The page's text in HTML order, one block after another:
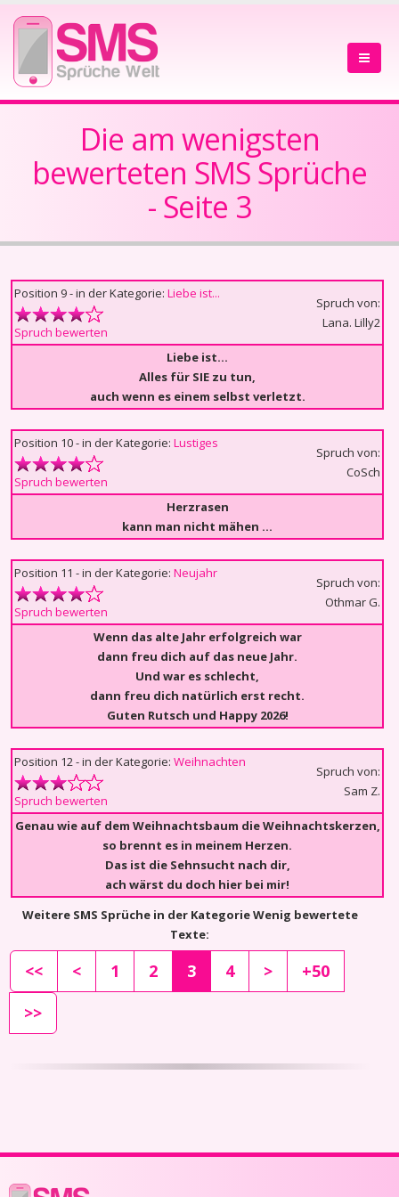
Die am wenigsten
bewerteten SMS Sprüche
- Seite 3
Position 9 - in der Kategorie: Liebe ist...
Spruch bewerten
Spruch von:
Lana. Lilly2
Liebe ist…
Alles für SIE zu tun,
auch wenn es einem selbst verletzt.
Position 10 - in der Kategorie: Lustiges
Spruch bewerten
Spruch von:
CoSch
Herzrasen
kann man nicht mähen …
Position 11 - in der Kategorie: Neujahr
Spruch bewerten
Spruch von:
Othmar G.
Wenn das alte Jahr erfolgreich war
dann freu dich auf das neue Jahr.
Und war es schlecht,
dann freu dich natürlich erst recht.
Guten Rutsch und Happy 2026!
Position 12 - in der Kategorie: Weihnachten
Spruch bewerten
Spruch von:
Sam Z.
Genau wie auf dem Weihnachtsbaum die Weihnachtskerzen,
so brennt es in meinem Herzen.
Das ist die Sehnsucht nach dir,
ach wärst du doch hier bei mir!
Weitere SMS Sprüche in der Kategorie Wenig bewertete
Texte:
<< < 1 2 3 4 >
+50
>>